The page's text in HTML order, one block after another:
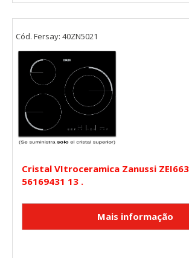
Cristal VItroceramica Zanussi
56169431 13 .
Cód. Fersay: 40ZN5021
_gid, _evPromtCookies
Cookies dirigidas
Estas cookies pueden ser establecidas a
sitio por nuestros socios publicitarios.
utilizadas por esas empresas para crear
intereses y mostrarle anuncios relevantes
No almacenan directamente información
que se basan en la identificación única de
dispositivo de Internet.
_evAd, _evCoupon, _evSubscription,
GUARDAR CONFIGURACIÓN